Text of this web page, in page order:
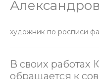
художник по росписи
В своих работах
обращается к